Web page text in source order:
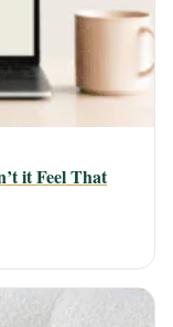
it Feel That